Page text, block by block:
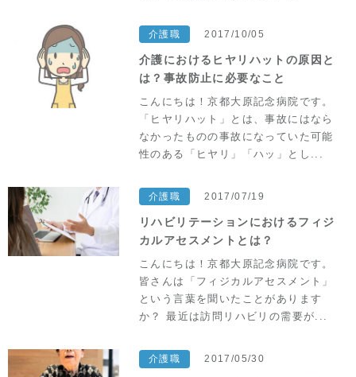
介護職 2017/10/05
介護におけるヒヤリハットの原因と
は？事故防止に必要なこと
こんにちは！京都大原記念病院です。
「ヒヤリハット」とは、事故にはなら
なかったものの事故になっていた可能
性のある「ヒヤリ」「ハッ」とし...
介護職 2017/07/19
リハビリテーションにおけるフィジ
カルアセスメントとは？
こんにちは！京都大原記念病院です。
皆さんは「フィジカルアセスメント」
という言葉を聞いたことがあります
か？ 最近は訪問リハビリの需要が...
介護職 2017/05/30